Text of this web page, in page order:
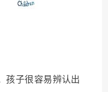
孩子很容易辨认出